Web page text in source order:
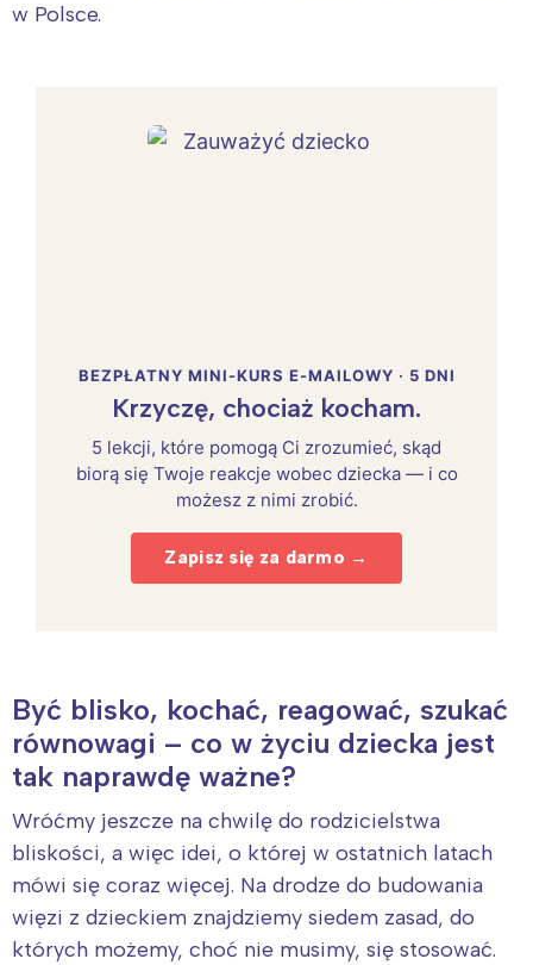
w Polsce.
BEZPŁATNY MINI-KURS E-MAILOWY · 5 DNI
Krzyczę, chociaż kocham.
5 lekcji, które pomogą Ci zrozumieć, skąd
biorą się Twoje reakcje wobec dziecka — i co
możesz z nimi zrobić.
Zapisz się za darmo →
Być blisko, kochać, reagować, szukać
równowagi – co w życiu dziecka jest
tak naprawdę ważne?
Wróćmy jeszcze na chwilę do rodzicielstwa
bliskości, a więc idei, o której w ostatnich latach
mówi się coraz więcej. Na drodze do budowania
więzi z dzieckiem znajdziemy siedem zasad, do
których możemy, choć nie musimy, się stosować.